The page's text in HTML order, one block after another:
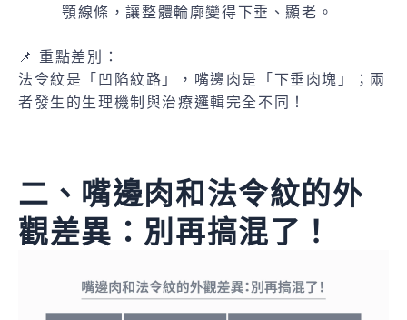
顎線條，讓整體輪廓變得下垂、顯老。
📌 重點差別：
法令紋是「凹陷紋路」，嘴邊肉是「下垂肉塊」；兩
者發生的生理機制與治療邏輯完全不同！
二、嘴邊肉和法令紋的外
觀差異：別再搞混了！